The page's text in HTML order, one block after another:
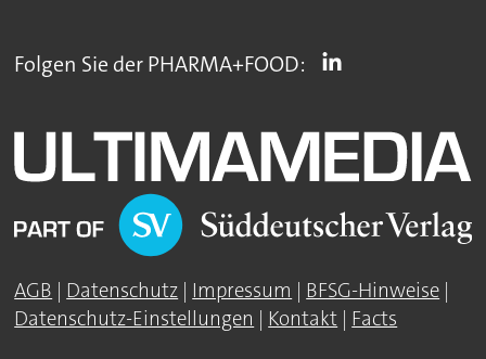
Folgen Sie der PHARMA+FOOD:
AGB | Datenschutz | Impressum | BFSG-Hinweise |
Datenschutz-Einstellungen | Kontakt | Facts